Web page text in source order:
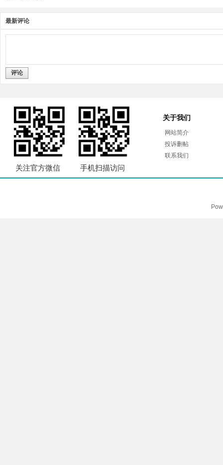
最新评论
评论
关注官方微信 手机扫描访问
关于我们
网站简介
投诉删帖
联系我们